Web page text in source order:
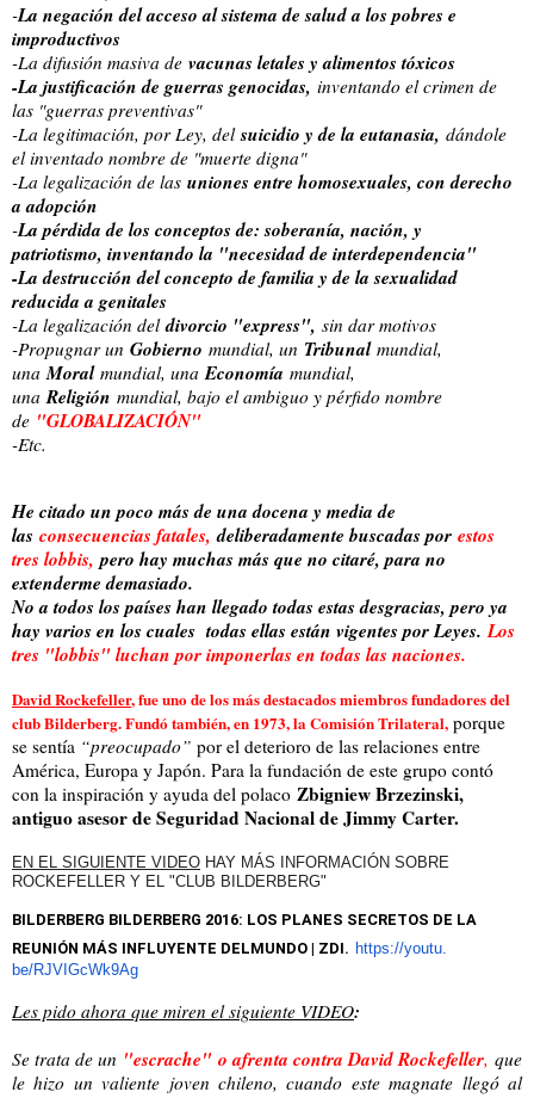
-La negación del acceso al sistema de salud a los pobres e
improductivos
-La difusión masiva de vacunas letales y alimentos tóxicos
-La justificación de guerras genocidas, inventando el crimen de
las "guerras preventivas"
-La legitimación, por Ley, delsuicidio y de la eutanasia, dándole
el inventado nombre de "muerte digna"
-La legalización de las uniones entre homosexuales, con derecho
a adopción
-La pérdida de los conceptos de: soberanía, nación, y
patriotismo, inventando la "necesidad de interdependencia"
-La destrucción del concepto de familia y de la sexualidad
reducida a genitales
-La legalización deldivorcio "express", sin dar motivos
-Propugnar un Gobierno mundial, un Tribunalmundial,
una Moral mundial, una Economía mundial,
una Religión mundial, bajo el ambiguo y pérfido nombre
de "GLOBALIZACIÓN"
-Etc.
He citado un poco más de una docena y media de
las consecuencias fatales, deliberadamente buscadas por estos
tres lobbis, pero hay muchas más que no citaré, para no
extenderme demasiado.
No a todos los países han llegado todas estas desgracias, pero ya
hay varios en los cuales todas ellas están vigentes por Leyes.Los
tres "lobbis" luchan por imponerlas en todas las naciones.
David Rockefeller, fue uno de los más destacados miembros fundadores del
club Bilderberg. Fundó también, en 1973, la Comisión Trilateral, porque
se sentía “preocupado” por el deterioro de las relaciones entre
América, Europa y Japón. Para la fundación de este grupo contó
con la inspiración y ayuda del polaco Zbigniew Brzezinski,
antiguo asesor de Seguridad Nacional de Jimmy Carter.
EN EL SIGUIENTE VIDEO HAY MÁS INFORMACIÓN SOBRE
ROCKEFELLER Y EL "CLUB BILDERBERG"
BILDERBERG BILDERBERG 2016: LOS PLANES SECRETOS DE LA
REUNIÓN MÁS INFLUYENTE DELMUNDO | ZDI. https://youtu.
be/RJVIGcWk9Ag
Les pido ahora que miren el siguiente VIDEO:
Se trata de un "escrache" o afrenta contra David Rockefeller,que
le hizo un valiente joven chileno, cuando este magnate llegó al